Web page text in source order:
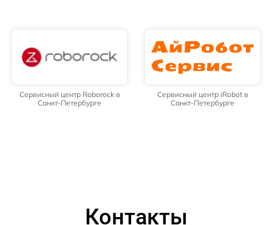
Сервисный центр Roborock в
Санкт-Петербурге
Сервисный центр iRobot в
Санкт-Петербурге
Контакты